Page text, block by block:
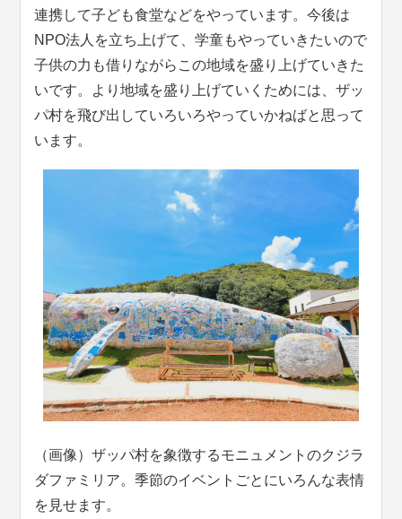
連携して子ども食堂などをやっています。今後は
NPO法人を立ち上げて、学童もやっていきたいので
子供の力も借りながらこの地域を盛り上げていきた
いです。より地域を盛り上げていくためには、ザッ
パ村を飛び出していろいろやっていかねばと思って
います。
（画像）ザッパ村を象徴するモニュメントのクジラ
ダファミリア。季節のイベントごとにいろんな表情
を見せます。